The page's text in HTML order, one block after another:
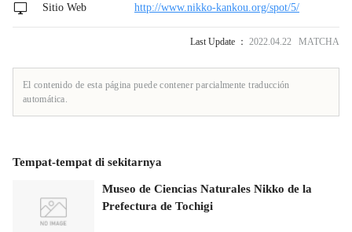
Sitio Web http://www.nikko-kankou.org/spot/5/
Last Update ： 2022.04.22 MATCHA
El contenido de esta página puede contener parcialmente traducción
automática.
Tempat-tempat di sekitarnya
Museo de Ciencias Naturales Nikko de la
Prefectura de Tochigi